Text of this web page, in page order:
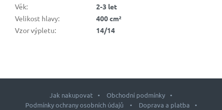
Věk:
2-3 let
Velikost hlavy:
400 cm²
Vzor výpletu: 14/14
Jak nakupovat
Obchodní podmínky
Podmínky ochrany osobních údajů
Doprava a platba